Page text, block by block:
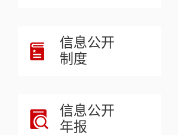
信息公开
制度
信息公开
年报